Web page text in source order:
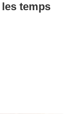
temps